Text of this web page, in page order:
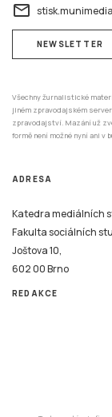
email
NEWSLETTER
Všechny žurnalistické
jiném zpravodajském
zpravodajství. Mazání už
formě není možné nyní ani v
ADRESA
Katedra mediálních
Fakulta sociálních
Joštova 10,
602 00 Brno
REDAKCE